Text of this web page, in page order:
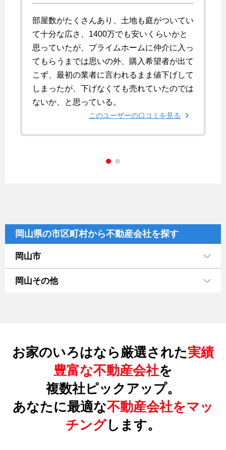
部屋数がたくさんあり、土地も庭がついてい
て十分な広さ、1400万でも安いくらいかと
思っていたが、プライムホームに仲介に入っ
てもらうまでは思いの外、購入希望者が出て
こず、最初の業者に言われるまま値下げして
しまったが、下げなくても売れていたのでは
ないか、と思っている。
このユーザーの口コミを見る
岡山県の市区町村から不動産会社を探す
岡山市
岡山その他
お家のいろはなら厳選された実績
豊富な不動産会社を
複数社ピックアップ。
あなたに最適な不動産会社をマッ
チングします。